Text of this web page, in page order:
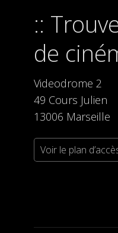
de
Videodrome 2
49 Cours Julien
13006 Marseille
Voir le plan